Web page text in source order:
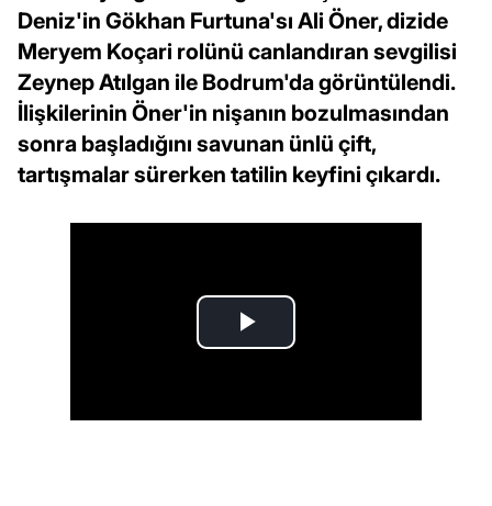
Deniz'in Gökhan Furtuna'sı Ali Öner, dizide
Meryem Koçari rolünü canlandıran sevgilisi
Zeynep Atılgan ile Bodrum'da görüntülendi.
İlişkilerinin Öner'in nişanın bozulmasından
sonra başladığını savunan ünlü çift,
tartışmalar sürerken tatilin keyfini çıkardı.